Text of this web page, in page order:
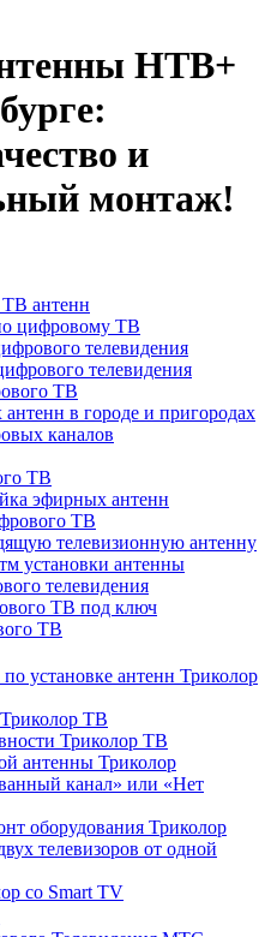
НТВ+
и
монтаж!
ТВ антенн
цифровому ТВ
телевидения
телевидения
ТВ
в городе и пригородах
каналов
ТВ
эфирных антенн
ТВ
телевизионную антенну
установки антенны
телевидения
ТВ под ключ
ТВ
установке антенн Триколор
ТВ
Триколор ТВ
антенны Триколор
канал» или «Нет
оборудования Триколор
телевизоров от одной
со Smart TV